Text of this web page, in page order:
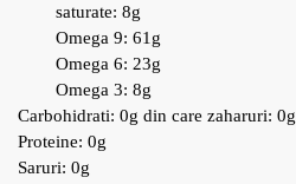
saturate: 8g
Omega 9: 61g
Omega 6: 23g
Omega 3: 8g
Carbohidrati: 0g din care zaharuri: 0g
Proteine: 0g
Saruri: 0g